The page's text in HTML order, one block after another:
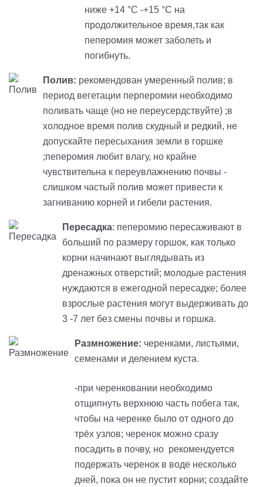
ниже +14 °С -+15 °С на
продолжительное время,так как
пеперомия может заболеть и
погибнуть.
Полив: рекомендован умеренный полив; в
период вегетации перперомии необходимо
поливать чаще (но не переусердствуйте) ;в
холодное время полив скудный и редкий, не
допускайте пересыхания земли в горшке
;пеперомия любит влагу, но крайне
чувствительна к переувлажнению почвы -
слишком частый полив может привести к
загниванию корней и гибели растения.
Пересадка: пеперомию пересаживают в
больший по размеру горшок, как только
корни начинают выглядывать из
дренажных отверстий; молодые растения
нуждаются в ежегодной пересадке; более
взрослые растения могут выдерживать до
3 -7 лет без смены почвы и горшка.
Размножение: черенками, листьями,
семенами и делением куста.
-при черенковании необходимо
отщипнуть верхнюю часть побега так,
чтобы на черенке было от одного до
трёх узлов; черенок можно сразу
посадить в почву, но рекомендуется
подержать черенок в воде несколько
дней, пока он не пустит корни; создайте